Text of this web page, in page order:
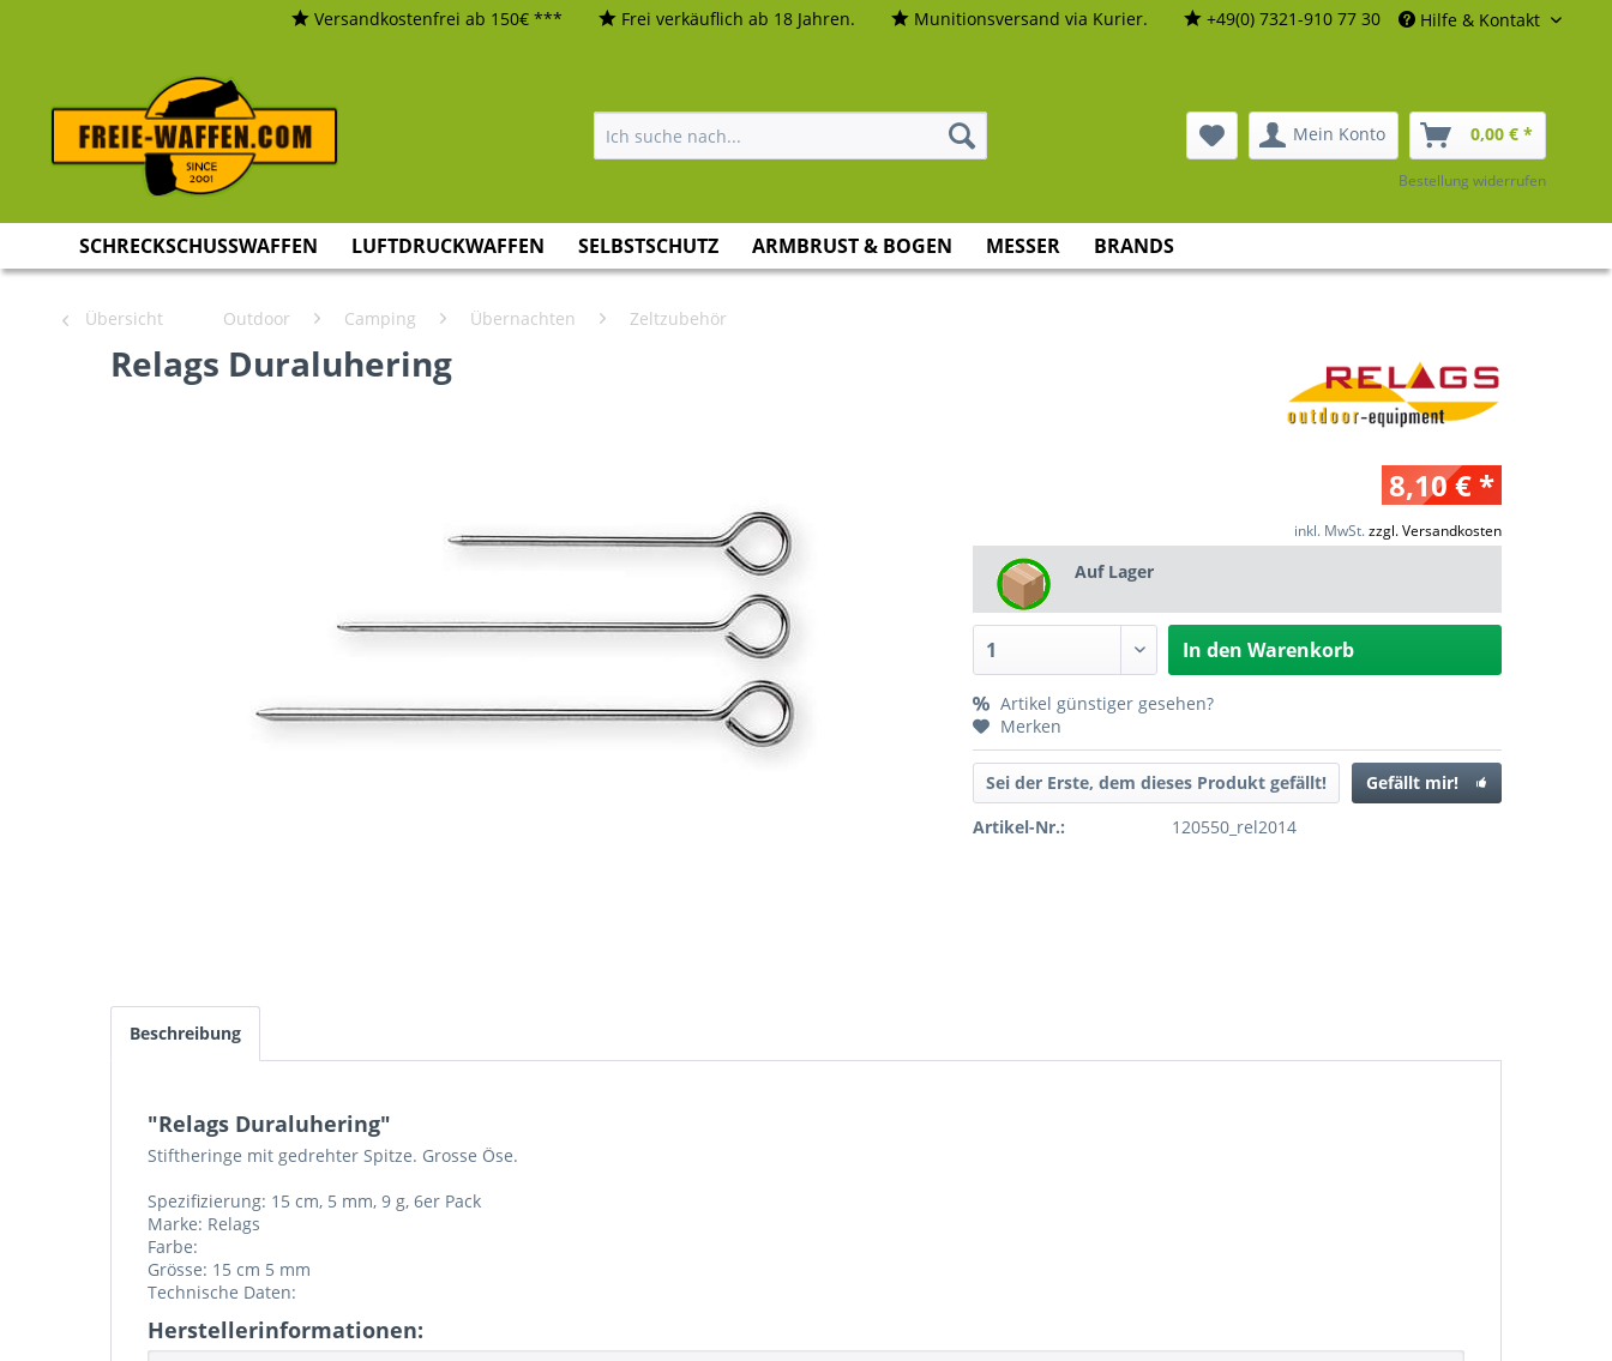
Hilfe & Kontakt
Versandkostenfrei ab 150€ *** Frei verkäuflich ab 18 Jahren. Munitionsversand via Kurier. +49(0) 7321-910 77 30
Mein Konto 0,00 € *
Bestellung widerrufen
SCHRECKSCHUSSWAFFEN LUFTDRUCKWAFFEN SELBSTSCHUTZ ARMBRUST & BOGEN MESSER BRANDS
Übersicht Outdoor Camping Übernachten Zeltzubehör
Relags Duraluhering
8,10 € *
inkl. MwSt.zzgl. Versandkosten
Auf Lager
In den Warenkorb
Artikel günstiger gesehen?
Merken
Sei der Erste, dem dieses Produkt gefällt!
Gefällt mir!
Artikel-Nr.:
120550_rel2014
Beschreibung
"Relags Duraluhering"
Stiftheringe mit gedrehter Spitze. Grosse Öse.
Spezifizierung: 15 cm, 5 mm, 9 g, 6er Pack
Marke: Relags
Farbe:
Grösse: 15 cm 5 mm
Technische Daten:
Herstellerinformationen: